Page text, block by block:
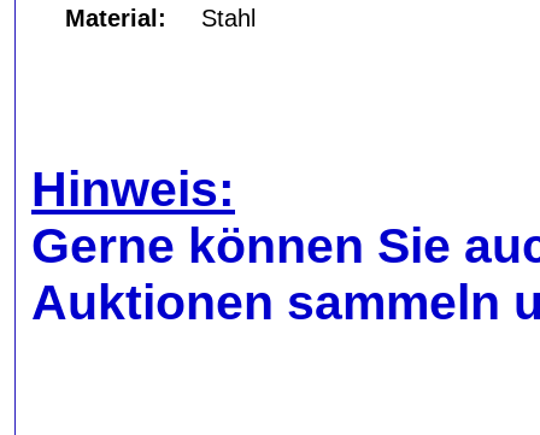
Material:
Stahl
Hinweis:
Gerne können Sie
Auktionen sammeln